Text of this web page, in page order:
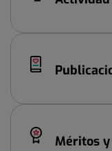
Méritos